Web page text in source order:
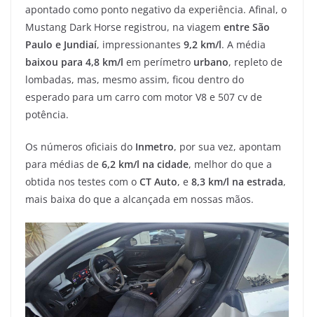
apontado como ponto negativo da experiência. Afinal, o
Mustang Dark Horse registrou, na viagem entre São
Paulo e Jundiaí, impressionantes 9,2 km/l. A média
baixou para 4,8 km/l em perímetro urbano, repleto de
lombadas, mas, mesmo assim, ficou dentro do
esperado para um carro com motor V8 e 507 cv de
potência.
Os números oficiais do Inmetro, por sua vez, apontam
para médias de 6,2 km/l na cidade, melhor do que a
obtida nos testes com o CT Auto, e 8,3 km/l na estrada,
mais baixa do que a alcançada em nossas mãos.